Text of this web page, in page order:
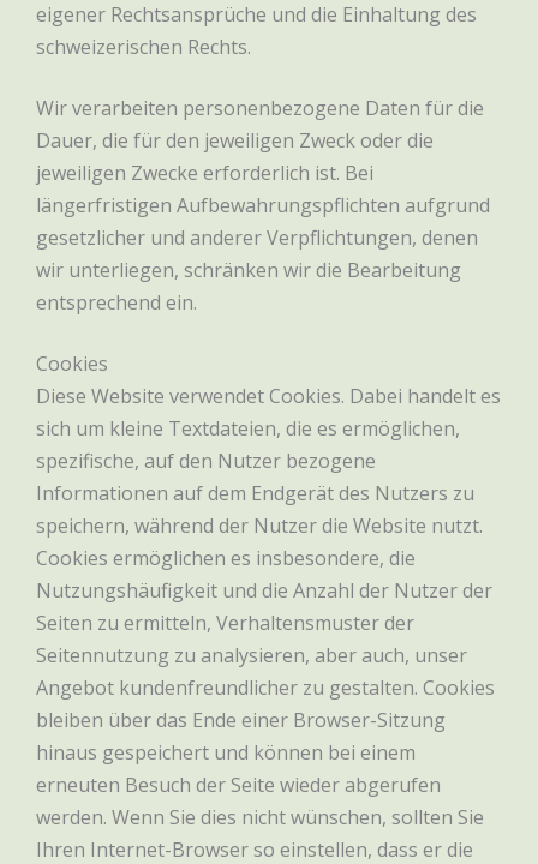
eigener Rechtsansprüche und die Einhaltung des
schweizerischen Rechts.
Wir verarbeiten personenbezogene Daten für die
Dauer, die für den jeweiligen Zweck oder die
jeweiligen Zwecke erforderlich ist. Bei
längerfristigen Aufbewahrungspflichten aufgrund
gesetzlicher und anderer Verpflichtungen, denen
wir unterliegen, schränken wir die Bearbeitung
entsprechend ein.
Cookies
Diese Website verwendet Cookies. Dabei handelt es
sich um kleine Textdateien, die es ermöglichen,
spezifische, auf den Nutzer bezogene
Informationen auf dem Endgerät des Nutzers zu
speichern, während der Nutzer die Website nutzt.
Cookies ermöglichen es insbesondere, die
Nutzungshäufigkeit und die Anzahl der Nutzer der
Seiten zu ermitteln, Verhaltensmuster der
Seitennutzung zu analysieren, aber auch, unser
Angebot kundenfreundlicher zu gestalten. Cookies
bleiben über das Ende einer Browser-Sitzung
hinaus gespeichert und können bei einem
erneuten Besuch der Seite wieder abgerufen
werden. Wenn Sie dies nicht wünschen, sollten Sie
Ihren Internet-Browser so einstellen, dass er die